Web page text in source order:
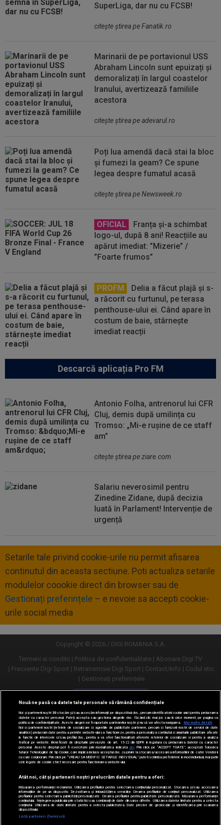
SuperLiga, dar nu cu FCSB!
citeşte ştirea pe Fanatik.ro
Marinarii de pe portavionul USS
Abraham Lincoln sunt epuizați și
demoralizați în largul coastelor
Iranului, avertizează familiile
acestora
citeşte ştirea pe adevarul.ro
Poți lua amendă dacă stai la bloc
și fumezi la geam? Ce spune
legea despre fumatul acasă
citeşte ştirea pe Newsweek.ro
OFICIAL
Franța și-a schimbat
logo-ul, după 8 ani! Reacțiile au
apărut imediat: ”Mizerie” /
”Foarte frumos”
PROFM
Delia a făcut plajă și s-
a răcorit cu furtunul, pe terasa
penthouse-ului ei. Când apare în
costum de baie, stârnește
imediat reacții
Descarcă aplicația Pro FM
Antonio Folha, antrenorul lui CFR
Cluj, demis după umilința cu
Tromso: „Mi-e rușine de ce staff
am”
citeşte ştirea pe ziare.com
Salariu neverosimil pentru
Zinedine Zidane, după decizia
luată în Parlament! Intervenție de
urgență
Setarile tale privind cookie-urile nu permit afisarea
continutul din aceasta sectiune. Poti actualiza setarile
modulelor coookie direct din browser sau de
Gestionați preferințele – e nevoie sa accepti cookie-
urile social media
Copyright © 2026 / DIGI ROMANIA S.A.
Termeni si conditii
Politica de confidentialitate
Abonare Digi TV
Frecvente Digi Sport
Retransmisie Digi Sport Contact/Info
Codul etic
Gestionați preferințele
Versiune desktop
Nouă ne pasă ca datele tale personale să rămână confidențiale
Noi și partenerii noștri30stocăm și/sau accesăm informații pe dispozitivul dvs., precum identificatorii cookie unici pentru prelucrarea
datelor cu caracter personal. Puteți accepta sau gestiona alegerile dvs. făcând clic mai jos sau în orice moment, pe pagina cu
politica de confidențialitate. Aceste alegeri vor fi raportate partenerilor noștri și nu vă vor afecta navigarea.
Mai multe detalii
Noi si partenerii nostri (retelele de socializare si agentiile de publicitate partenere, precum si furnizorii nostri de servicii de date
analitice) prelucram date pentru a permite website-ului sa functioneze, pentru a personaliza continutul si anunturile publicitare afisate
in functie de interesele si/sau profilul dvs., pentru a va oferi functionalitati aferente retelelor de socializare si pentru a analiza
traficul pe website. Beneficiati de drepturile prevazute de art. 15-22 din GDPR in legatura cu prelucrarea datelor cu caracter
personal. Aceste drepturi pot fi exercitate prin modalitatea indicata aici. Prin click pe “ACCEPT TOATE”, acceptati folosirea
tuturor Tehnologiilor de tip Cookie, care implica inclusiv acceptul dvs. cu privire la stocarea/accesarea informatiilor de catre Vendor-ii
cu care colaboram. Prin click pe “VREAU SA MODIFIC SETARILE INDIVIDUAL” puteti schimba preferintele in mod individual, mai putin
cele legate de cookie strict necesare pentru functionarea website-ului.
Atât noi, cât și partenerii noștri prelucrăm datele pentru a oferi:
Măsurarea performanței reclamelor. Utilizarea profilurilor pentru selectarea conținutului personalizat. Stocarea și/sau accesarea
informațiilor de pe un dispozitiv. Dezvoltarea și îmbunătățirea serviciilor. Crearea profilurilor de conținut personalizat. Utilizarea
profilurilor pentru selectarea publicității personalizate. Crearea profilurilor pentru publicitate personalizată. Măsurarea performanței
conținutului. Înțelegerea publicului prin statistici sau combinații de date din surse diferite. Utilizarea datelor limitate pentru a selecta
conținutul. Utilizarea de date limitate pentru a selecta publicitatea. Date precise de geolocație și identificarea prin scanarea
dispozitivului.
Listă parteneri (furnizori)